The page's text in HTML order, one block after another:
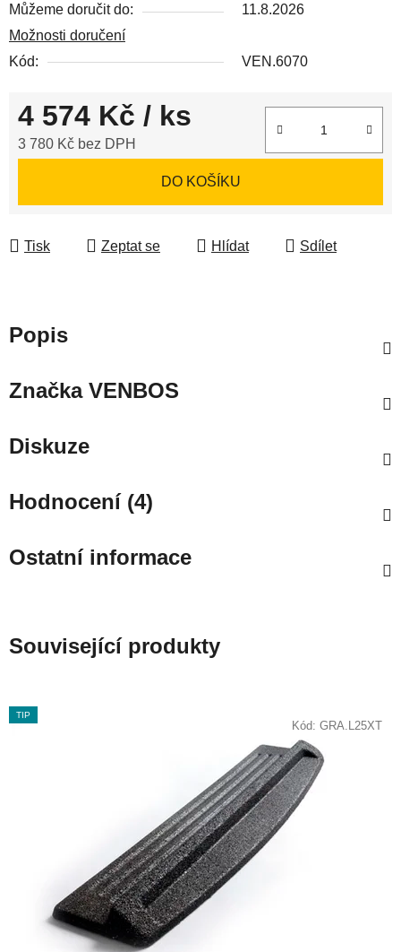
Můžeme doručit do:
11.8.2026
Možnosti doručení
Kód:
VEN.6070
4 574 Kč / ks
3 780 Kč bez DPH
DO KOŠÍKU
Tisk Zeptat se Hlídat Sdílet
Popis
ZnačkaVENBOS
Diskuze
Hodnocení (4)
Ostatní informace
Související produkty
TIP
Kód: GRA.L25XT